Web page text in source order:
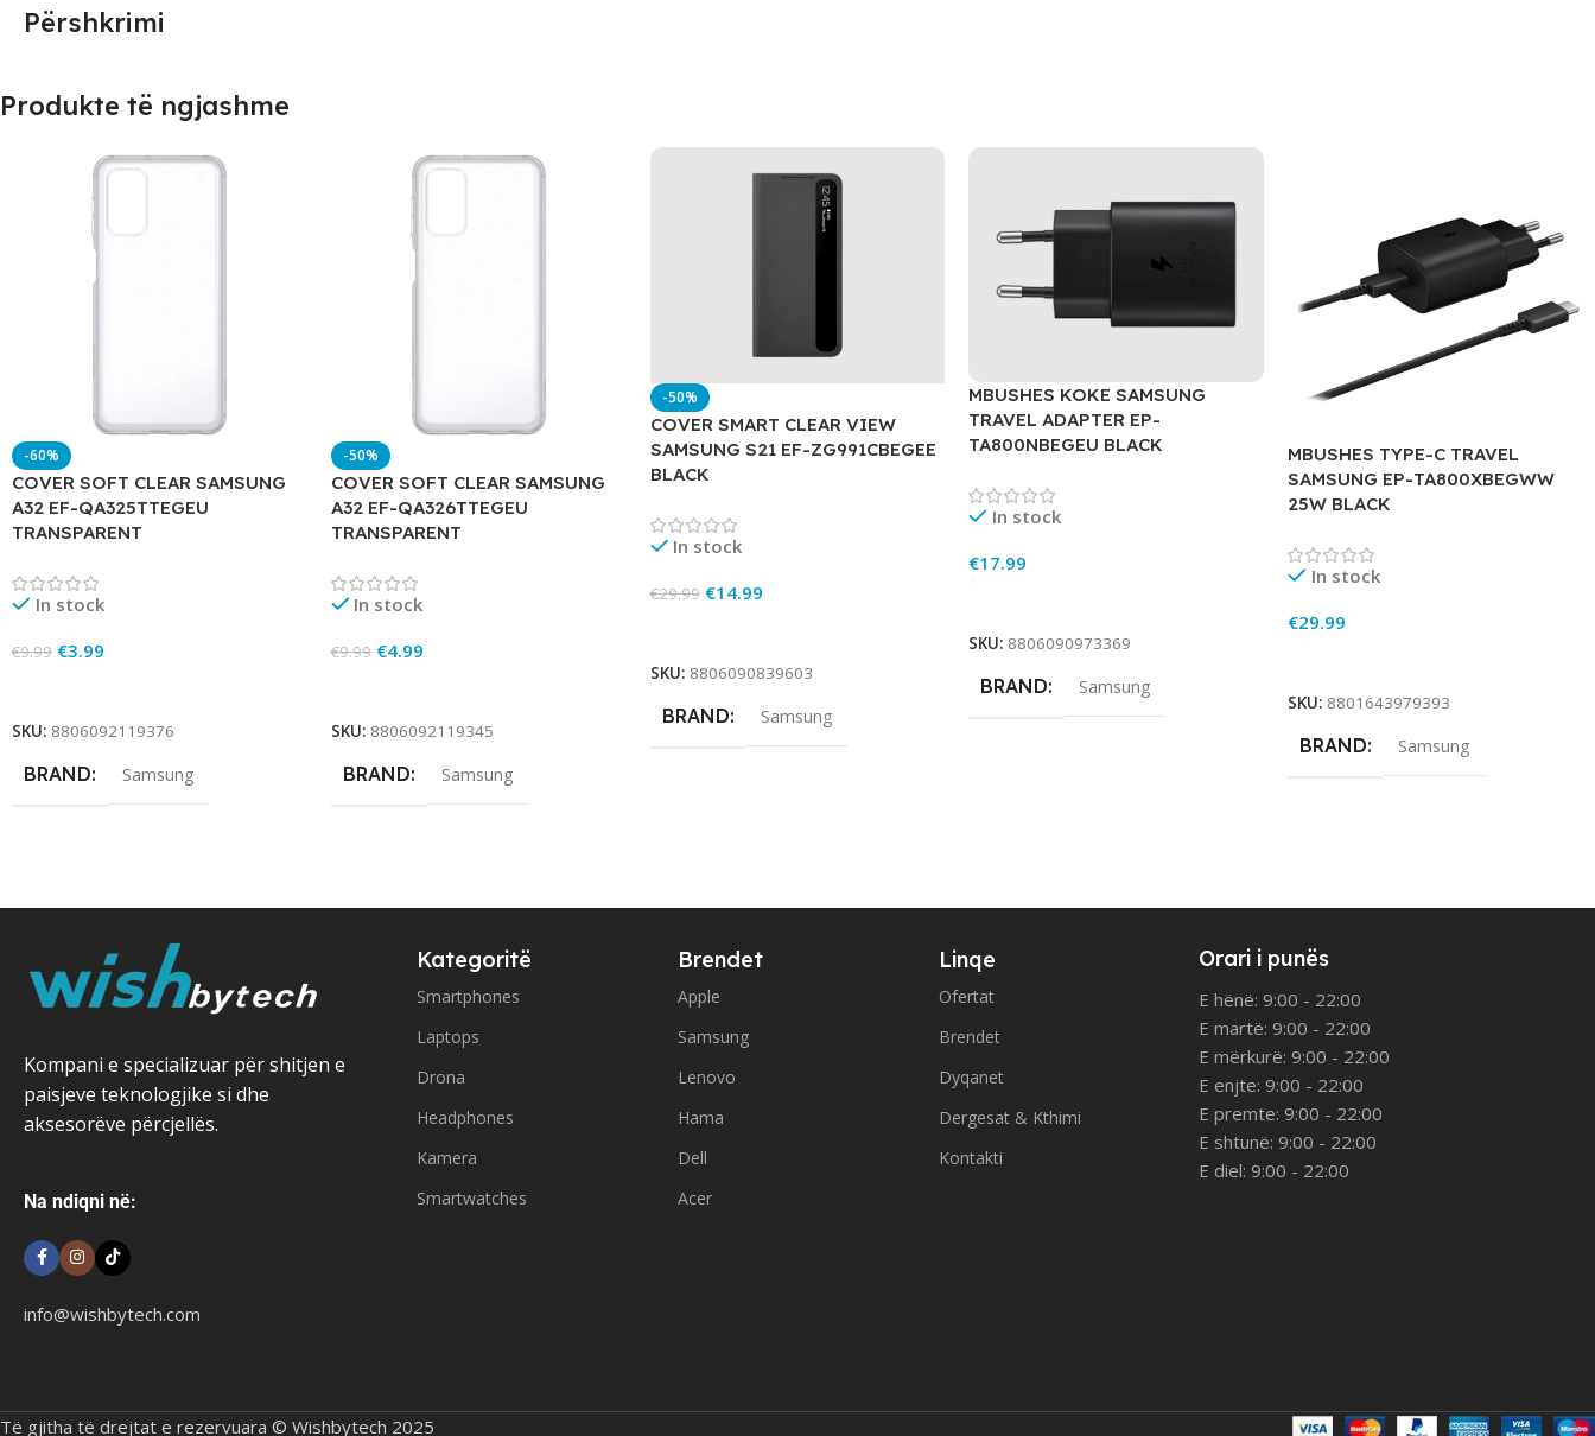
Përshkrimi
Produkte të ngjashme
-60%
COVER SOFT CLEAR SAMSUNG
A32 EF-QA325TTEGEU
TRANSPARENT
In stock
€9.99 €3.99
SKU: 8806092119376
BRAND Samsung
-50%
COVER SOFT CLEAR SAMSUNG
A32 EF-QA326TTEGEU
TRANSPARENT
In stock
€9.99 €4.99
SKU: 8806092119345
BRAND Samsung
-50%
COVER SMART CLEAR VIEW
SAMSUNG S21 EF-ZG991CBEGEE
BLACK
In stock
€29.99 €14.99
SKU: 8806090839603
BRAND Samsung
MBUSHES KOKE SAMSUNG
TRAVEL ADAPTER EP-
TA800NBEGEU BLACK
In stock
€17.99
SKU: 8806090973369
BRAND Samsung
MBUSHES TYPE-C TRAVEL
SAMSUNG EP-TA800XBEGWW
25W BLACK
In stock
€29.99
SKU: 8801643979393
BRAND Samsung
Kompani e specializuar për shitjen e
paisjeve teknologjike si dhe
aksesorëve përcjellës.
Na ndiqni në:
info@wishbytech.com
Kategoritë
Smartphones
Laptops
Drona
Headphones
Kamera
Smartwatches
Brendet
Apple
Samsung
Lenovo
Hama
Dell
Acer
Linqe
Ofertat
Brendet
Dyqanet
Dergesat & Kthimi
Kontakti
Orari i punës
E hënë: 9:00 - 22:00
E martë: 9:00 - 22:00
E mërkurë: 9:00 - 22:00
E enjte: 9:00 - 22:00
E premte: 9:00 - 22:00
E shtunë: 9:00 - 22:00
E diel: 9:00 - 22:00
Të gjitha të drejtat e rezervuara © Wishbytech 2025